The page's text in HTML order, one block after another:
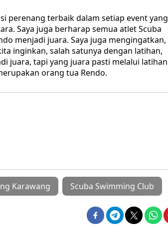
perenang terbaik dalam setiap event yang
Saya juga berharap semua atlet Scuba
menjadi juara. Saya juga mengingatkan,
inginkan, salah satunya dengan latihan,
juara, tapi yang juara pasti melalui latihan
orang tua Rendo.
Karawang Scuba Swimming Club